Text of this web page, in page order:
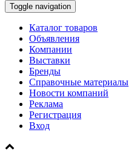
Toggle navigation
Каталог товаров
Объявления
Компании
Выставки
Бренды
Справочные материалы
Новости компаний
Реклама
Регистрация
Вход